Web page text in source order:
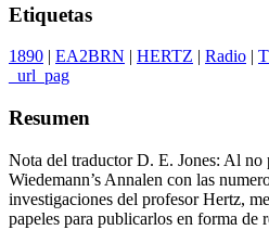
Etiquetas
1890 | EA2BRN | HERTZ | Radio |
_url_pag
Resumen
Nota del traductor D. E. Jones: Al no
Wiedemann’s Annalen con las
investigaciones del profesor Hertz,
papeles para publicarlos en forma de